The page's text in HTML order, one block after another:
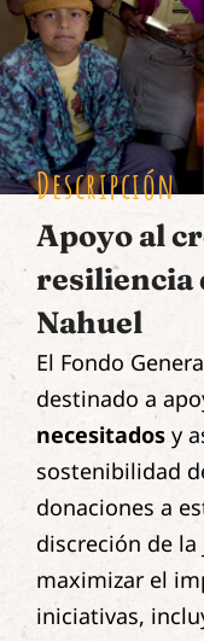
Descripción
Apoyo al
resiliencia
Nahuel
El Fondo
destinado a
necesitados y
sostenibilidad
donaciones a
discreción de
maximizar el
iniciativas,